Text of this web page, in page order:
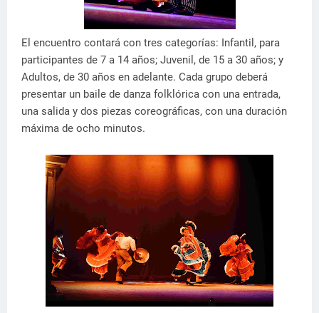
El encuentro contará con tres categorías: Infantil, para
participantes de 7 a 14 años; Juvenil, de 15 a 30 años; y
Adultos, de 30 años en adelante. Cada grupo deberá
presentar un baile de danza folklórica con una entrada,
una salida y dos piezas coreográficas, con una duración
máxima de ocho minutos.